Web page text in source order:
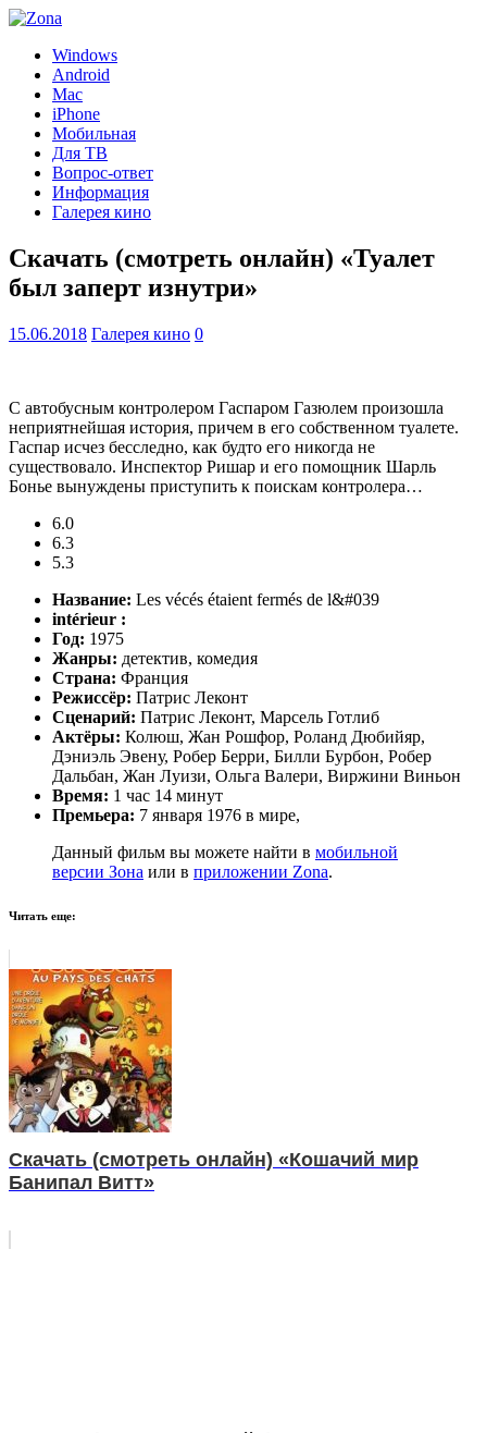
Windows
Android
Mac
iPhone
Мобильная
Для ТВ
Вопрос-ответ
Информация
Галерея кино
Скачать (смотреть онлайн) «Туалет
был заперт изнутри»
15.06.2018 Галерея кино 0
С автобусным контролером Гаспаром Газюлем произошла
неприятнейшая история, причем в его собственном туалете.
Гаспар исчез бесследно, как будто его никогда не
существовало. Инспектор Ришар и его помощник Шарль
Бонье вынуждены приступить к поискам контролера…
6.0
6.3
5.3
Название: Les vécés étaient fermés de l&#039
intérieur :
Год: 1975
Жанры: детектив, комедия
Страна: Франция
Режиссёр: Патрис Леконт
Сценарий: Патрис Леконт, Марсель Готлиб
Актёры: Колюш, Жан Рошфор, Роланд Дюбийяр,
Дэниэль Эвену, Робер Берри, Билли Бурбон, Робер
Дальбан, Жан Луизи, Ольга Валери, Виржини Виньон
Время: 1 час 14 минут
Премьера: 7 января 1976 в мире,
Данный фильм вы можете найти в мобильной
версии Зона или в приложении Zona.
Читать еще:
Скачать (смотреть онлайн) «Кошачий мир
Банипал Витт»